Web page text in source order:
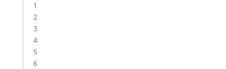
1
2
3
4
5
6